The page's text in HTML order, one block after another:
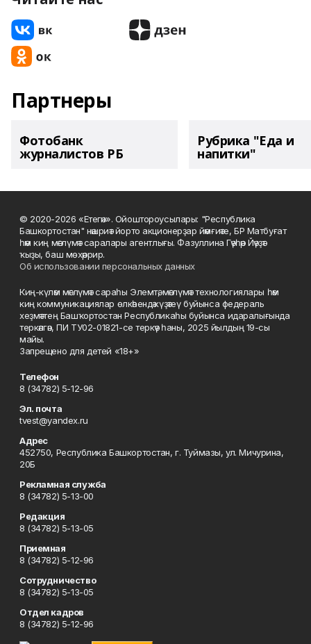
Партнеры
Фотобанк
журналистов РБ
Рубрика "Еда и
напитки"
© 2020-2026 «Етегән». Ойоштороусылары: "Республика
Башкортостан" нәшриәт йорто акционерҙар йәмғиәте, БР Матбуғат
һәм киң мәғлүмәт саралары агентлығы. Фазуллина Гәүһәр Йәүҙәт
ҡыҙы, баш мөхәррир.
Об использовании персональных данных
Киң-күләм мәғлүмәт сараһы Элемтә, мәғлүмәт технологиялары һәм
киң коммуникациялар өлкәһендә күҙәтеү буйынса федераль
хеҙмәттең Башҡортостан Республикаһы буйынса идаралығында
теркәлгән, ПИ ТУ02-01821-се теркәү һаны, 2025 йылдың 19-сы
майы.
Запрещено для детей «18+»
Телефон
8 (34782) 5-12-96
Эл. почта
tvest@yandex.ru
Адрес
452750, Республика Башкортостан, г. Туймазы, ул. Мичурина,
20Б
Рекламная служба
8 (34782) 5-13-00
Редакция
8 (34782) 5-13-05
Приемная
8 (34782) 5-12-96
Сотрудничество
8 (34782) 5-13-05
Отдел кадров
8 (34782) 5-12-96